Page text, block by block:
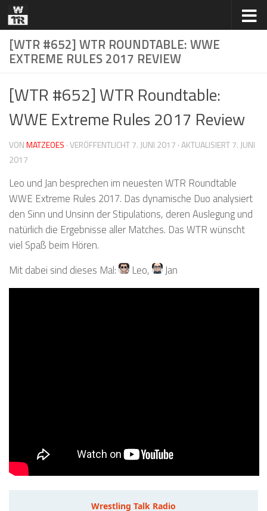
Zum Inhalt springen
[WTR #652] WTR ROUNDTABLE: WWE
EXTREME RULES 2017 REVIEW
[WTR #652] WTR Roundtable:
WWE Extreme Rules 2017 Review
VONMATZEOES · VERÖFFENTLICHT7. JUNI 2017 · AKTUALISIERT7. JUNI
2017
Leo und Jan besprechen im neuesten WTR Roundtable
WWE Extreme Rules 2017. Das dynamische Duo analysiert
den Sinn und Unsinn der Stipulations, deren Auslegung und
natürlich die Ergebnisse aller Matches. Das WTR wünscht
viel Spaß beim Hören.
Mit dabei sind dieses Mal:
Leo, Jan